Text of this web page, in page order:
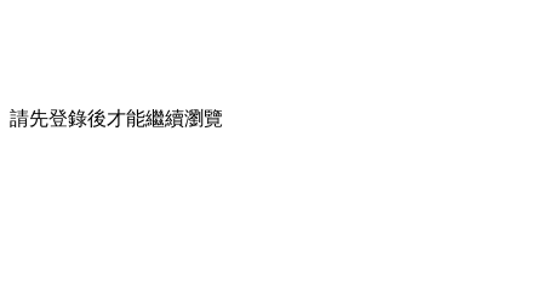
請先登錄後才能繼續瀏覽